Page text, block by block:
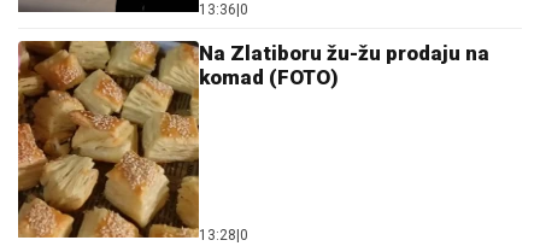
13:36 0
Na Zlatiboru žu-žu prodaju na
komad (FOTO)
13:28 0